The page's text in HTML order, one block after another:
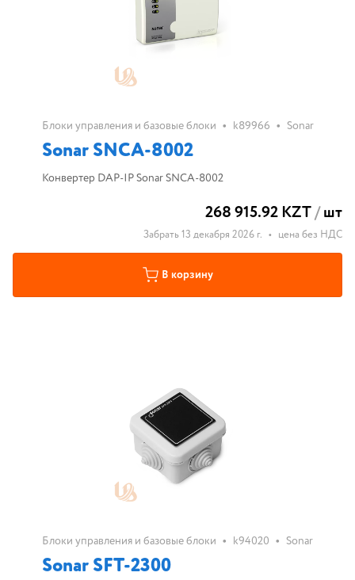
Блоки управления и базовые блоки • k89966 • Sonar
Sonar SNCA-8002
Конвертер DAP-IP Sonar SNCA-8002
268 915.92 KZT/шт
Забрать 13 декабря 2026 г. • цена без НДС
В корзину
Блоки управления и базовые блоки • k94020 • Sonar
Sonar SFT-2300